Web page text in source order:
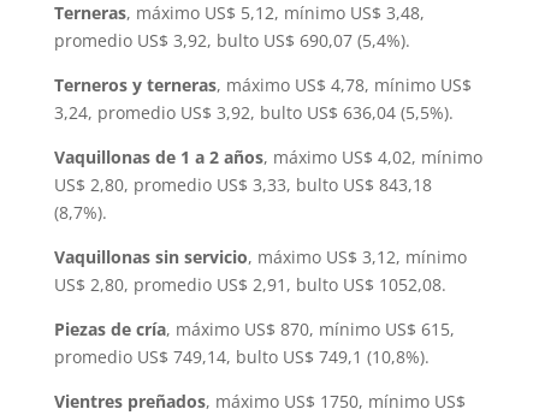
Terneras, máximo US$ 5,12, mínimo US$ 3,48,
promedio US$ 3,92, bulto US$ 690,07 (5,4%).
Terneros y terneras, máximo US$ 4,78, mínimo US$
3,24, promedio US$ 3,92, bulto US$ 636,04 (5,5%).
Vaquillonas de 1 a 2 años, máximo US$ 4,02, mínimo
US$ 2,80, promedio US$ 3,33, bulto US$ 843,18
(8,7%).
Vaquillonas sin servicio, máximo US$ 3,12, mínimo
US$ 2,80, promedio US$ 2,91, bulto US$ 1052,08.
Piezas de cría, máximo US$ 870, mínimo US$ 615,
promedio US$ 749,14, bulto US$ 749,1 (10,8%).
Vientres preñados, máximo US$ 1750, mínimo US$